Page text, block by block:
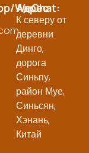
WeChat:
Адрес
К северу от
деревни
Динго,
дорога
Синьпу,
район Муе,
Синьсян,
Хэнань,
Китай